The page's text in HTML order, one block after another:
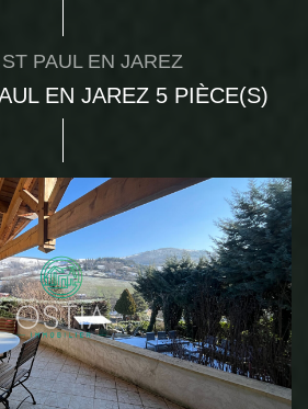
PAUL EN JAREZ
EN JAREZ 5 PIÈCE(S)